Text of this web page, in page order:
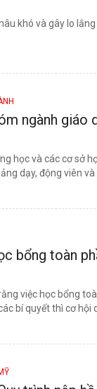
khó và gây lo
ngành giáo
học và các cơ sở
dạy, động viên và
bổng toàn
việc học bổng
bí quyết thì cơ hội